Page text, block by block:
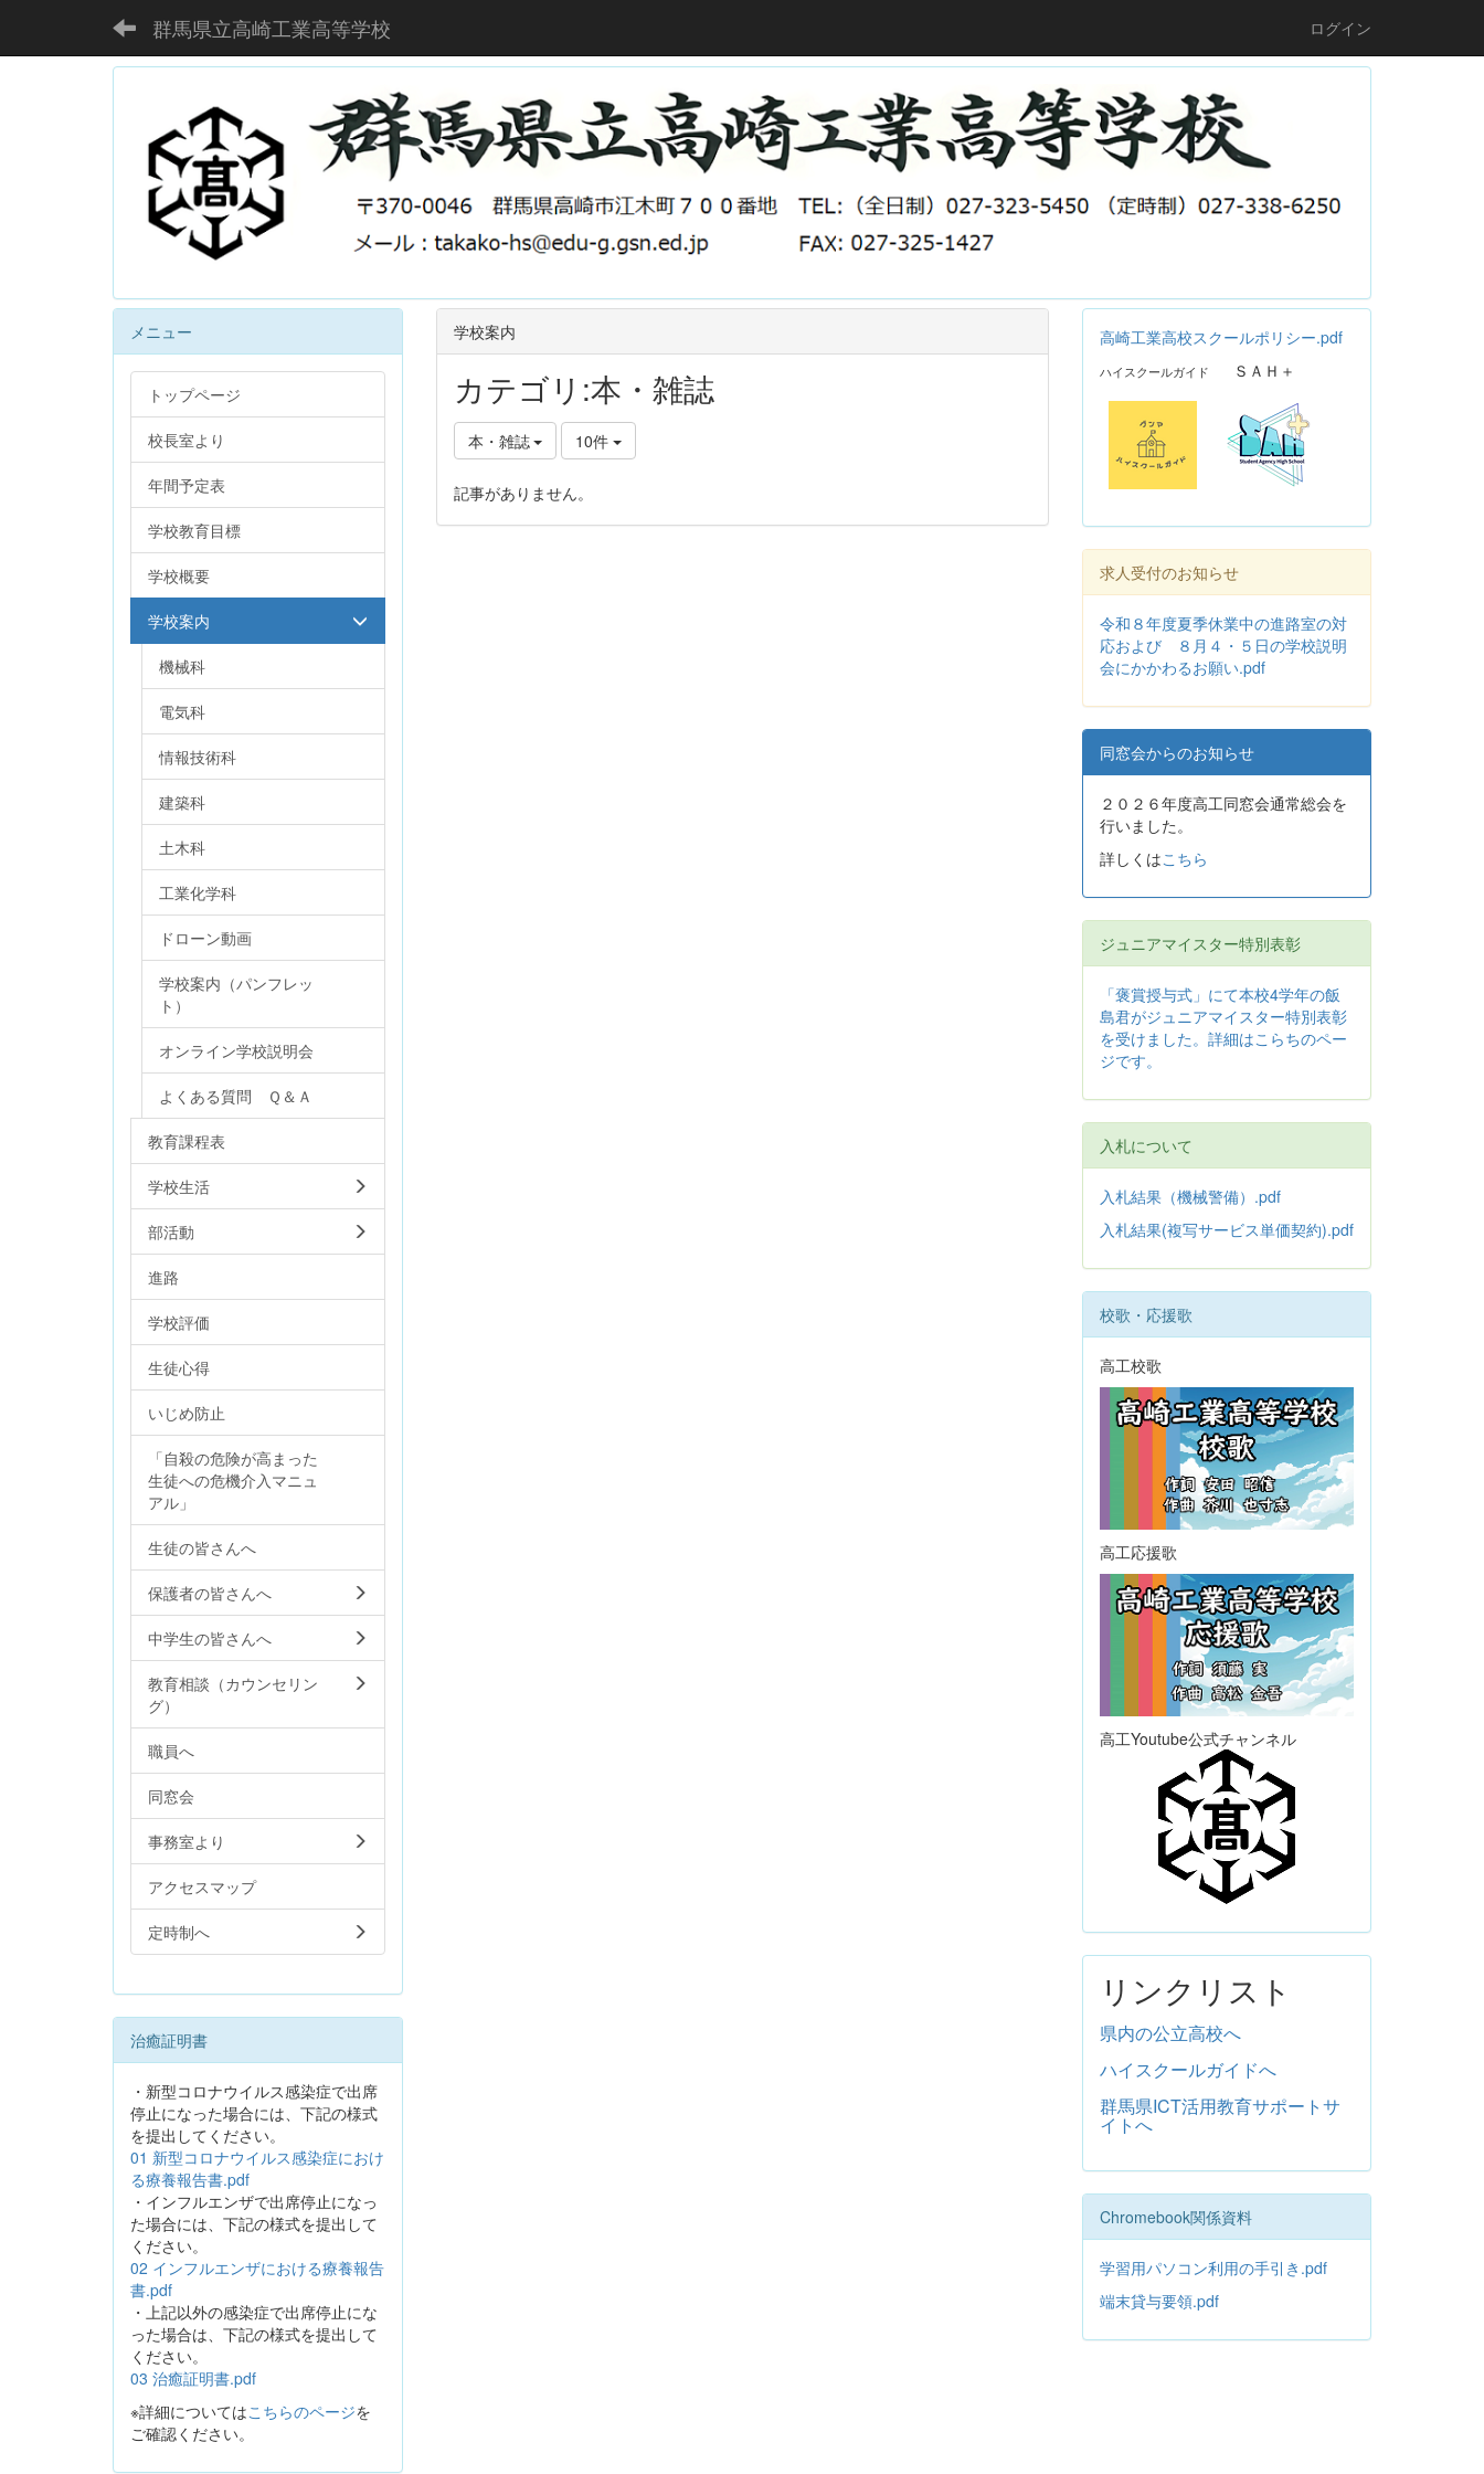
群馬県立高崎工業高等学校 ログイン
学校案内
カテゴリ:本・雑誌
本・雑誌 10件
記事がありません。
メニュー
トップページ
校長室より
年間予定表
学校教育目標
学校概要
学校案内
機械科
電気科
情報技術科
建築科
土木科
工業化学科
ドローン動画
学校案内（パンフレッ
ト）
オンライン学校説明会
よくある質問 Ｑ＆Ａ
教育課程表
学校生活
部活動
進路
学校評価
生徒心得
いじめ防止
「自殺の危険が高まった
生徒への危機介入マニュ
アル」
生徒の皆さんへ
保護者の皆さんへ
中学生の皆さんへ
教育相談（カウンセリン
グ）
職員へ
同窓会
事務室より
アクセスマップ
定時制へ
治癒証明書
・新型コロナウイルス感染症で出席
停止になった場合には、下記の様式
を提出してください。
01 新型コロナウイルス感染症におけ
る療養報告書.pdf
・インフルエンザで出席停止になっ
た場合には、下記の様式を提出して
ください。
02 インフルエンザにおける療養報告
書.pdf
・上記以外の感染症で出席停止にな
った場合は、下記の様式を提出して
ください。
03 治癒証明書.pdf
※詳細についてはこちらのページを
ご確認ください。
高崎工業高校スクールポリシー.pdf
ハイスクールガイド ＳＡＨ＋
求人受付のお知らせ
令和８年度夏季休業中の進路室の対
応および ８月４・５日の学校説明
会にかかわるお願い.pdf
同窓会からのお知らせ
２０２６年度高工同窓会通常総会を
行いました。
詳しくはこちら
ジュニアマイスター特別表彰
「褒賞授与式」にて本校4学年の飯
島君がジュニアマイスター特別表彰
を受けました。詳細はこらちのペー
ジです。
入札について
入札結果（機械警備）.pdf
入札結果(複写サービス単価契約).pdf
校歌・応援歌
高工校歌
高工応援歌
高工Youtube公式チャンネル
リンクリスト
県内の公立高校へ
ハイスクールガイドへ
群馬県ICT活用教育サポートサ
イトへ
Chromebook関係資料
学習用パソコン利用の手引き.pdf
端末貸与要領.pdf